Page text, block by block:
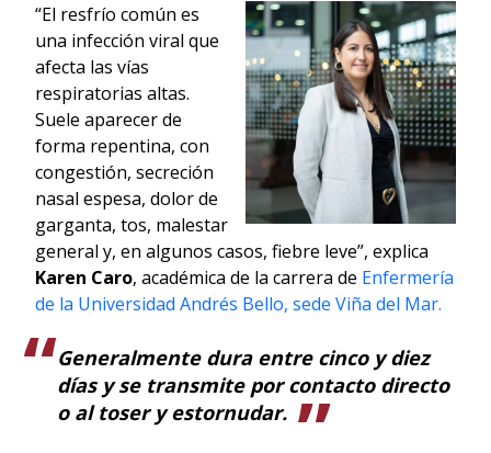
“El resfrío común es
una infección viral que
afecta las vías
respiratorias altas.
Suele aparecer de
forma repentina, con
congestión, secreción
nasal espesa, dolor de
garganta, tos, malestar
general y, en algunos casos, fiebre leve”, explica
Karen Caro, académica de la carrera de Enfermería
de la Universidad Andrés Bello, sede Viña del Mar.
Generalmente dura entre cinco y diez
días y se transmite por contacto directo
o al toser y estornudar.